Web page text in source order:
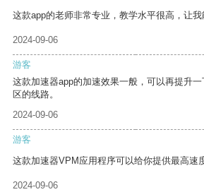
这款app的老师非常专业，教学水平很高，让我
2024-09-06
游客
这款加速器app的加速效果一般，可以再提升
区的线路。
2024-09-06
游客
这款加速器VPM应用程序可以给你提供最高速
2024-09-06